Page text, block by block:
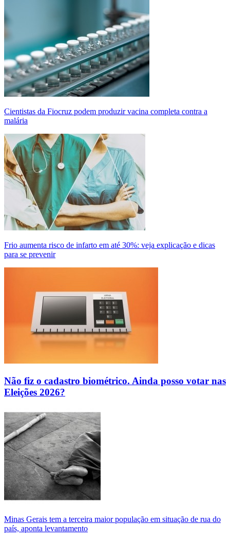
Cientistas da Fiocruz podem produzir vacina completa contra a
malária
Frio aumenta risco de infarto em até 30%: veja explicação e dicas
para se prevenir
Não fiz o cadastro biométrico. Ainda posso votar nas
Eleições 2026?
Minas Gerais tem a terceira maior população em situação de rua do
país, aponta levantamento